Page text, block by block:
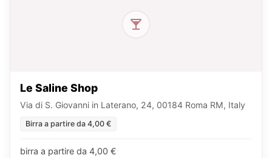
Le Saline Shop
Via di S. Giovanni in Laterano, 24, 00184 Roma RM, Italy
Birra a partire da 4,00 €
birra a partire da 4,00 €